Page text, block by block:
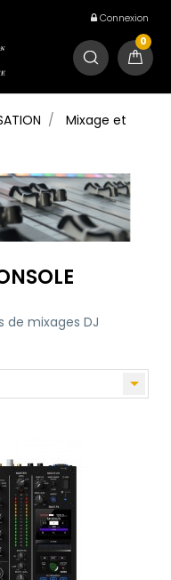
Connexion
0
Mixage et
de mixages DJ
